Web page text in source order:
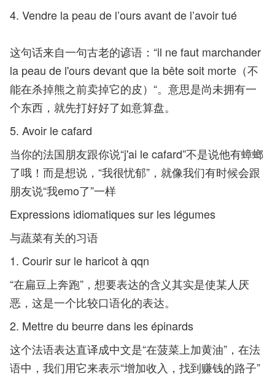
4. Vendre la peau de l’ours avant de l’avoir tué
这句话来自一句古老的谚语：“il ne faut marchander
la peau de l'ours devant que la bête soit morte（不
能在杀掉熊之前卖掉它的皮）“。意思是尚未拥有一
个东西，就先打好好了如意算盘。
5. Avoir le cafard
当你的法国朋友跟你说“j'ai le cafard”不是说他有蟑螂
了哦！而是想说，“我很忧郁”，就像我们有时候会跟
朋友说“我emo了”一样
Expressions idiomatiques sur les légumes
与蔬菜有关的习语
1. Courir sur le haricot à qqn
“在扁豆上奔跑”，想要表达的含义其实是使某人厌
恶，这是一个比较口语化的表达。
2. Mettre du beurre dans les épinards
这个法语表达直译成中文是“在菠菜上加黄油”，在法
语中，我们用它来表示“增加收入，找到赚钱的路子”